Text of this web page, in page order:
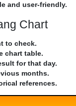
and user-friendly.
Chart
to check.
chart table.
for that day.
months.
references.